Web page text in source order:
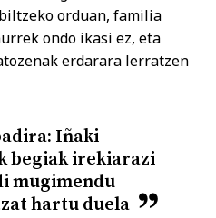
orduan, familia
ondo ikasi ez, eta
erdarara lerratzen
Iñaki
begiak irekiarazi
mugimendu
hartu duela